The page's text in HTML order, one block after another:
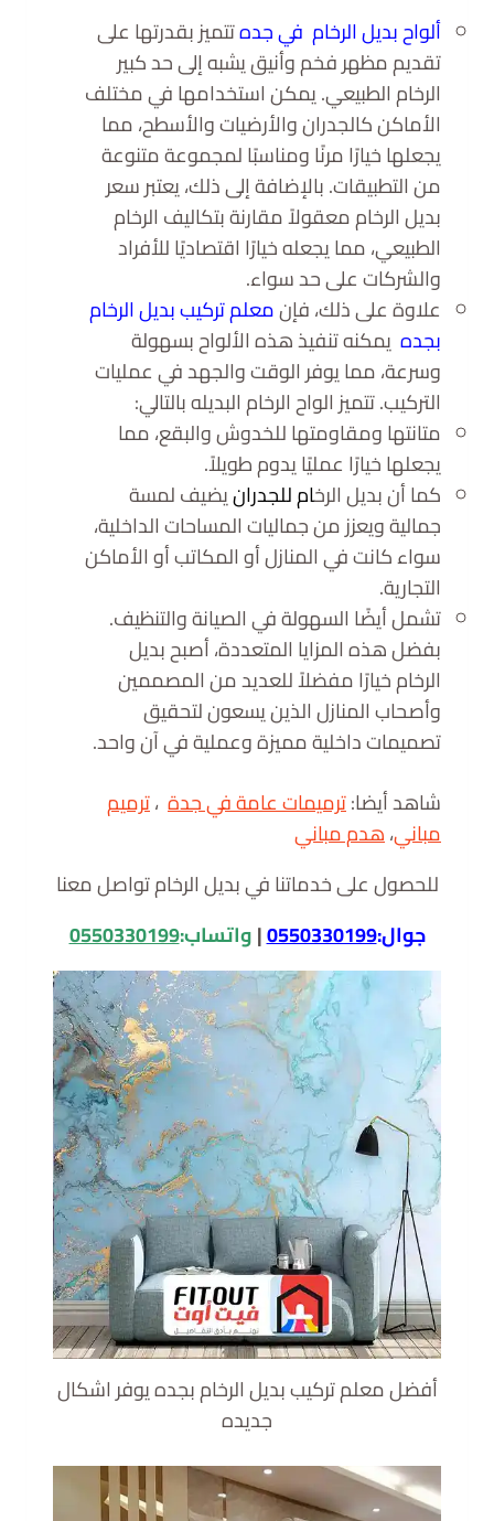
ألواح بديل الرخام في جدهتتميز بقدرتها على
تقديم مظهر فخم وأنيق يشبه إلى حد كبير
الرخام الطبيعي. يمكن استخدامها في مختلف
الأماكن كالجدران والأرضيات والأسطح، مما
يجعلها خيارًا مرنًا ومناسبًا لمجموعة متنوعة
من التطبيقات. بالإضافة إلى ذلك، يعتبر سعر
بديل الرخام معقولاً مقارنة بتكاليف الرخام
الطبيعي، مما يجعله خيارًا اقتصاديًا للأفراد
والشركات على حد سواء.
علاوة على ذلك، فإنمعلم تركيب بديل الرخام
بجده يمكنه تنفيذ هذه الألواح بسهولة
وسرعة، مما يوفر الوقت والجهد في عمليات
التركيب. تتميز الواح الرخام البديله بالتالي:
متانتها ومقاومتها للخدوش والبقع، مما
يجعلها خيارًا عمليًا يدوم طويلاً.
كما أن بديل الرخام للجدرانيضيف لمسة
جمالية ويعزز من جماليات المساحات الداخلية،
سواء كانت في المنازل أو المكاتب أو الأماكن
التجارية.
تشمل أيضًا السهولة في الصيانة والتنظيف.
بفضل هذه المزايا المتعددة، أصبح بديل
الرخام خيارًا مفضلاً للعديد من المصممين
وأصحاب المنازل الذين يسعون لتحقيق
تصميمات داخلية مميزة وعملية في آن واحد.
شاهد أيضا:ترميمات عامة في جدة ،ترميم
مباني،هدم مباني
للحصول على خدماتنا في بديل الرخام تواصل معنا
جوال:0550330199
|واتساب:0550330199
أفضل معلم تركيب بديل الرخام بجده يوفر اشكال
جديده